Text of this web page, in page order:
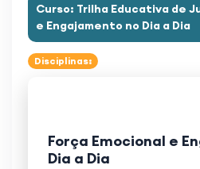
Curso: Trilha Educativa de
e Engajamento no Dia a Dia
Disciplinas:
Força Emocional e
Dia a Dia